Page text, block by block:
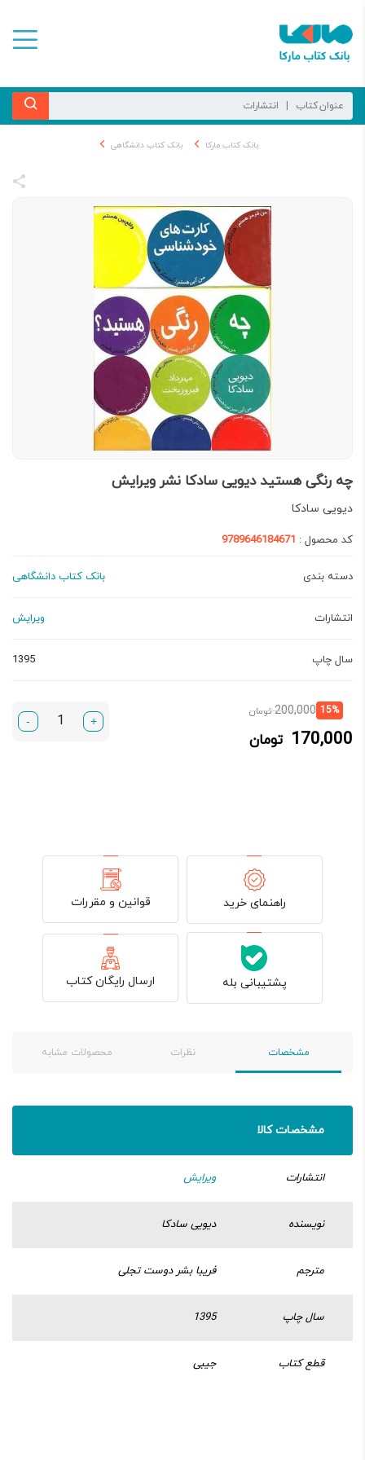
بانک کتاب مارکا بانک کتاب دانشگاهی
چه رنگی هستید دیویی سادکا نشر ویرایش
دیویی سادکا
کد محصول : 9789646184671
دسته بندی بانک کتاب دانشگاهی
انتشارات ویرایش
سال چاپ 1395
15%
200,000 تومانقیمت
170,000 تومان
قیمت
170,000 تومان.
+
-
راهنمای خرید قوانین و مقررات
پشتیبانی بله ارسال رایگان کتاب
مشخصات نظرات محصولات مشابه
مشخصات کالا
انتشارات ویرایش
نویسنده دیویی سادکا
مترجم فریبا بشر دوست تجلی
سال چاپ 1395
قطع کتاب جیبی